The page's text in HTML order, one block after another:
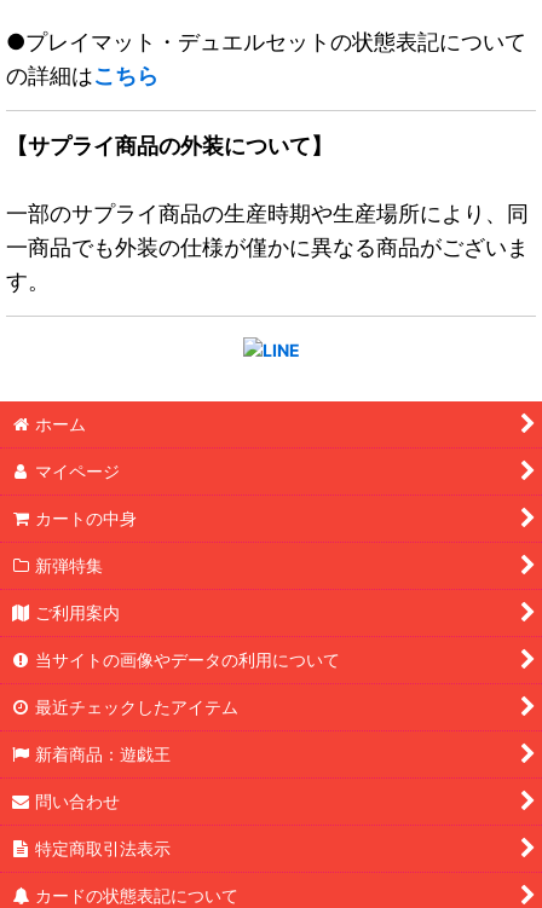
●プレイマット・デュエルセットの状態表記について
の詳細はこちら
【サプライ商品の外装について】
一部のサプライ商品の生産時期や生産場所により、同
一商品でも外装の仕様が僅かに異なる商品がございま
す。
ホーム
マイページ
カートの中身
新弾特集
ご利用案内
当サイトの画像やデータの利用について
最近チェックしたアイテム
新着商品：遊戯王
問い合わせ
特定商取引法表示
カードの状態表記について